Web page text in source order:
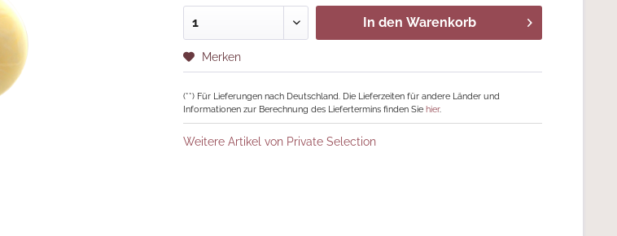
In den Warenkorb
Merken
(**) Für Lieferungen nach Deutschland. Die Lieferzeiten für andere Länder und
Informationen zur Berechnung des Liefertermins finden Siehier.
Weitere Artikel von Private Selection